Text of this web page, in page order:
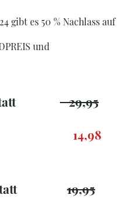
gibt es 50 % Nachlass auf
und
statt 29,95
14,98
statt 19,95